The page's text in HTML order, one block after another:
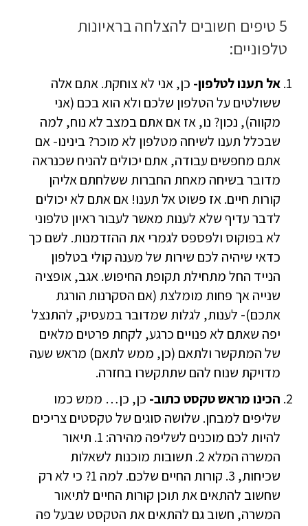
5 טיפים חשובים להצלחה בראיונות
טלפוניים:
אל תענו לטלפון- כן, אני לא צוחקת. אתם אלה
ששולטים על הטלפון שלכם ולא הוא בכם (אני
מקווה), נכון? נו, אז אם אתם במצב לא נוח, למה
שבכלל תענו לשיחה מטלפון לא מוכר? בינינו- אם
אתם מחפשים עבודה, אתם יכולים להניח שכנראה
מדובר בשיחה מאחת החברות ששלחתם אליהן
קורות חיים. אז פשוט אל תענו! אם אתם לא יכולים
לדבר עדיף שלא לענות מאשר לעבור ראיון טלפוני
לא בפוקוס ולפספס לגמרי את ההזדמנות. לשם כך
כדאי שיהיה לכם שירות של מענה קולי בטלפון
הנייד החל מתחילת תקופת החיפוש. אגב, אופציה
שנייה אך פחות מומלצת (אם הסקרנות הורגת
אתכם)- לענות, לגלות שמדובר במעסיק, להתנצל
יפה שאתם לא פנויים כרגע, לקחת פרטים מלאים
של המתקשר ולתאם (כן, ממש לתאם) מראש שעה
מדויקת שנוח להם שתתקשרו בחזרה.
הכינו מראש טקסט כתוב- כן, כן… ממש כמו
שליפים למבחן. שלושה סוגים של טקסטים צריכים
להיות לכם מוכנים לשליפה מהירה: 1. תיאור
המשרה המלא 2. תשובות מוכנות לשאלות
שכיחות, 3. קורות החיים שלכם. למה 1? כי לא רק
שחשוב להתאים את תוכן קורות החיים לתיאור
המשרה, חשוב גם להתאים את הטקסט שבעל פה